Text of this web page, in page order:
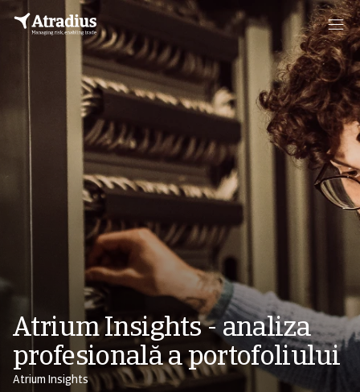
Atrium Insights - analiza
profesională a portofoliului
Atrium Insights